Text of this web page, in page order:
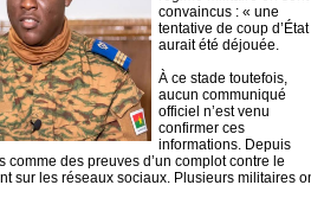
convaincus : « une
tentative de coup
aurait été déjouée.
À ce stade toutefois,
aucun communiqué
officiel n’est venu
confirmer ces
informations. Depuis
des preuves d’un complot contre le
sur les réseaux sociaux. Plusieurs militaires